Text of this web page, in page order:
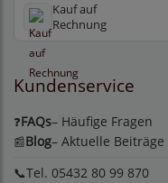
Kauf auf
Rechnung
Kundenservice
❓FAQs– Häufige Fragen
📰Blog– Aktuelle Beiträge
📞Tel. 05432 80 99 870